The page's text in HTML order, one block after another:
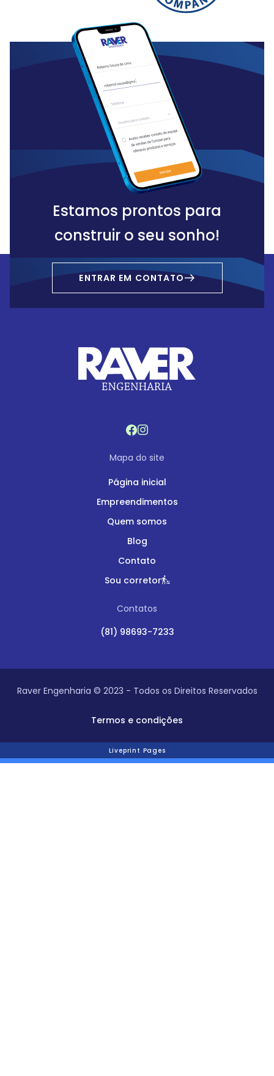
Estamos prontos para
construir o seu sonho!
ENTRAR EM CONTATO
Mapa do site
Página inicial
Empreendimentos
Quem somos
Blog
Contato
Sou corretor
Contatos
(81) 98693-7233
Raver Engenharia © 2023 - Todos os Direitos Reservados
Termos e condições
Liveprint Pages